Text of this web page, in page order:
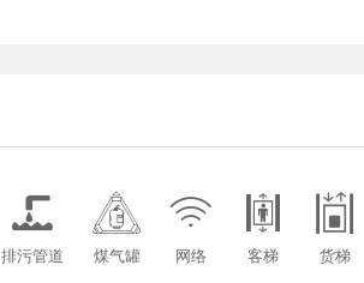

排污管道

煤气罐

网络

客梯

货梯